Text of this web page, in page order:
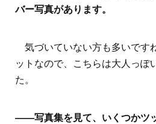
バー写真があります。
気づいていない方も多いです
ットなので、こちらは大人っぽ
た。
――写真集を見て、いくつかツ